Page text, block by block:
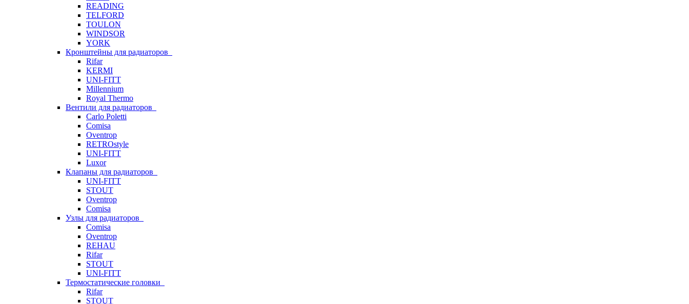
READING
TELFORD
TOULON
WINDSOR
YORK
Кронштейны для радиаторов
Rifar
KERMI
UNI-FITT
Millennium
Royal Thermo
Вентили для радиаторов
Carlo Poletti
Comisa
Oventrop
RETROstyle
UNI-FITT
Luxor
Клапаны для радиаторов
UNI-FITT
STOUT
Oventrop
Comisa
Узлы для радиаторов
Comisa
Oventrop
REHAU
Rifar
STOUT
UNI-FITT
Термостатические головки
Rifar
STOUT